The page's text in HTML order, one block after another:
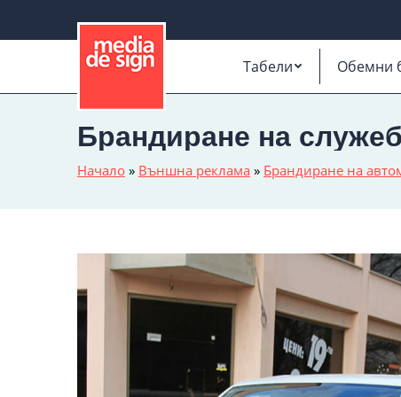
Табели Обемни
Начало » Външна реклама » Брандиране на
Брандиране на